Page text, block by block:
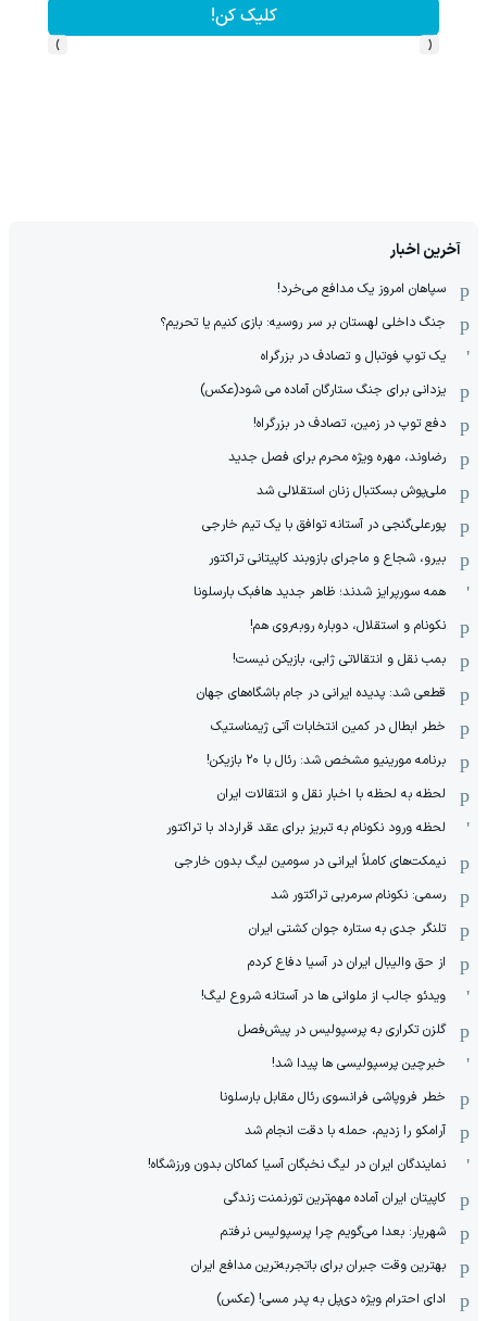
کلیک کن!
‹
›
آخرین اخبار
سپاهان امروز یک مدافع می‌خرد!
جنگ داخلی لهستان بر سر روسیه: بازی کنیم یا تحریم؟
یک توپ فوتبال و تصادف در بزرگراه
یزدانی برای جنگ ستارگان آماده می شود(عکس)
دفع توپ در زمین، تصادف در بزرگراه!
رضاوند، مهره ویژه محرم برای فصل جدید
ملی‌پوش بسکتبال زنان استقلالی شد
پورعلی‌گنجی در آستانه توافق با یک تیم خارجی
بیرو، شجاع و ماجرای بازوبند کاپیتانی تراکتور
همه سورپرایز شدند؛ ظاهر جدید هافبک بارسلونا
نکونام و استقلال، دوباره روبه‌روی هم!
بمب نقل و انتقالاتی ژابی، بازیکن نیست!
قطعی شد: پدیده ایرانی در جام باشگاه‌های جهان
خطر ابطال در کمین انتخابات آتی ژیمناستیک
برنامه مورینیو مشخص شد: رئال با ۲۰ بازیکن!
لحظه به لحظه با اخبار نقل و انتقالات ایران
لحظه ورود نکونام به تبریز برای عقد قرارداد با تراکتور
نیمکت‌های کاملاً ایرانی در سومین لیگ بدون خارجی
رسمی: نکونام سرمربی تراکتور شد
تلنگر جدی به ستاره جوان کشتی ایران
از حق والیبال ایران در آسیا دفاع کردم
ویدئو جالب از ملوانی ها در آستانه شروع لیگ!
گلزن تکراری به پرسپولیس در پیش‌فصل
خبرچین پرسپولیسی ها پیدا شد!
خطر فروپاشی فرانسوی رئال مقابل بارسلونا
آرامکو را زدیم، حمله با دقت انجام شد
نمایندگان ایران در لیگ نخبگان آسیا کماکان بدون ورزشگاه!
کاپیتان ایران آماده مهم‌ترین تورنمنت زندگی
شهریار: بعدا می‌گویم چرا پرسپولیس نرفتم
بهترین وقت جبران برای باتجربه‌ترین مدافع ایران
ادای احترام ویژه دی‌پل به پدر مسی! (عکس)